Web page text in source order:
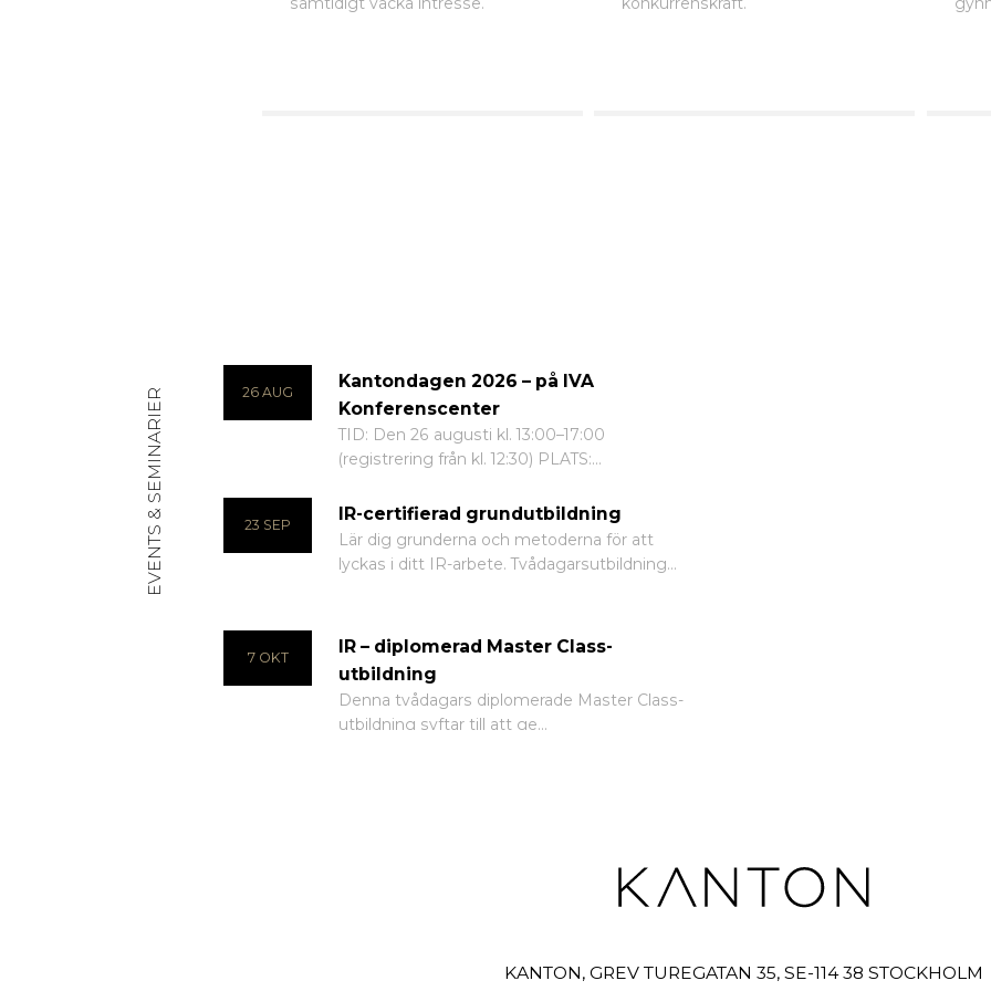
EVENTS & SEMINARIER 26 AUG
Kantondagen 2026 – på IVA
Konferenscenter
TID: Den 26 augusti kl. 13:00–17:00
(registrering från kl. 12:30) PLATS:...
23 SEP
IR-certifierad grundutbildning
Lär dig grunderna och metoderna för att
lyckas i ditt IR-arbete. Tvådagarsutbildning...
7 OKT
IR – diplomerad Master Class-
utbildning
Denna tvådagars diplomerade Master Class-
utbildning syftar till att ge...
KANTON, GREV TUREGATAN 35, SE-114 38 STOCKHOLM